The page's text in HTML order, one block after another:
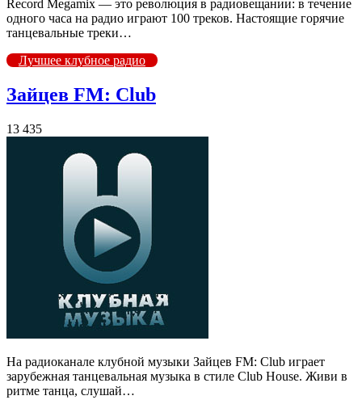
Record Megamix — это революция в радиовещании: в течение
одного часа на радио играют 100 треков. Настоящие горячие
танцевальные треки…
Лучшее клубное радио
Зайцев FM: Club
13 435
На радиоканале клубной музыки Зайцев FM: Club играет
зарубежная танцевальная музыка в стиле Club House. Живи в
ритме танца, слушай…